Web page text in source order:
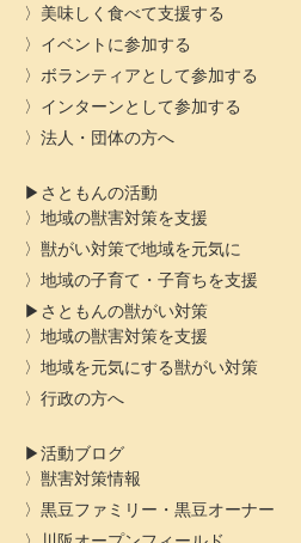
美味しく食べて支援する
イベントに参加する
ボランティアとして参加する
インターンとして参加する
法人・団体の方へ
さともんの活動
地域の獣害対策を支援
獣がい対策で地域を元気に
地域の子育て・子育ちを支援
さともんの獣がい対策
地域の獣害対策を支援
地域を元気にする獣がい対策
行政の方へ
活動ブログ
獣害対策情報
黒豆ファミリー・黒豆オーナー